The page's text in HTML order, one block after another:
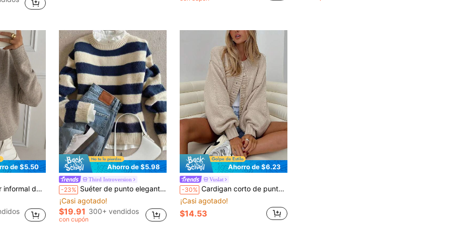
en PARA LA BELLEZA Cárdigans de mujer
de $5.50
de punto suave 2 en 1 para mujer en otoño
Ahorro de $5.98
Third Introversion
-23% Suéter de punto elegante y casual, cálido, a rayas verdes, & , suéter de punto de cuello redondo y manga larga, ropa de negocios casual para mujer en otoño
¡Casi agotado!
$19.91 300+ vendidos
con cupón
Ahorro de $6.23
Vuslat
-30% Cardigan corto de punto grueso color avena para mujer, cuello redondo, manga farol holgada, textura hueca, botonadura sencilla con botones redondos, hombros caídos, puños acanalados, manga
¡Casi agotado!
$14.53